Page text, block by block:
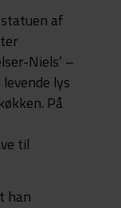
af
Niels’ –
lys
På
til
han